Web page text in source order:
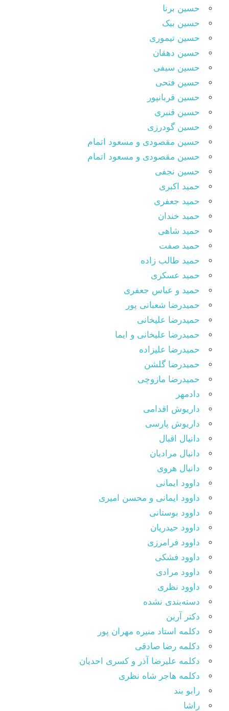
حسین برنا
حسین بیک
حسین تیموری
حسین دهقان
حسین سیفی
حسین فتحی
حسین قربانپور
حسین قنبری
حسین گودرزی
حسین مقصودى و مسعود اتمام
حسین مقصودی و مسعود اتمام
حسین نجفی
حمید اکبری
حمید جعفری
حمید خندان
حمید شاهی
حمید صفت
حمید طالب زاده
حمید عسکری
حمید و عباس جعفری
حمیدرضا شعبانی پور
حمیدرضا علیخانی
حمیدرضا علیخانی و ایما
حمیدرضا علیزاده
حمیدرضا گلشن
حمیدرضا مازوچی
دادمهر
داریوش اقدامی
داریوش پارسی
دانیال اقبال
دانیال مرادیان
دانیال هروی
داوود ایمانی
داوود ایمانی و محسن امیری
داوود بوستانی
داوود حیدریان
داوود فرامرزی
داوود فشکی
داوود مرادی
داوود نظری
دسته‌بندی نشده
دکتر آرین
دکلمه استاد منیره مهران پور
دکلمه رضا صادقی
دکلمه علیرضا آذر و کسری احدیان
دکلمه هاجر شاه نظری
رابو بند
راشا